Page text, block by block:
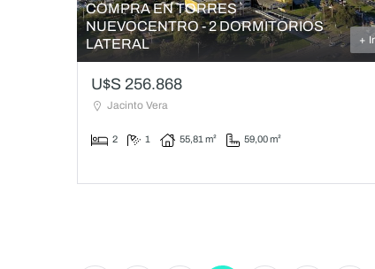
COMPRA EN TORRES
NUEVOCENTRO - 2 DORMITORIOS
LATERAL
+
U$S 256.868
Jacinto Vera
2 1 55,81 m² 59,00 m²